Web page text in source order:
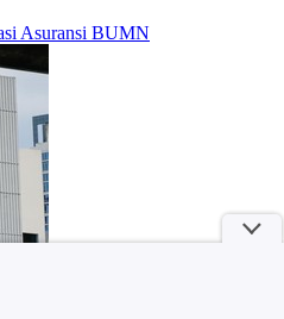
Asuransi BUMN